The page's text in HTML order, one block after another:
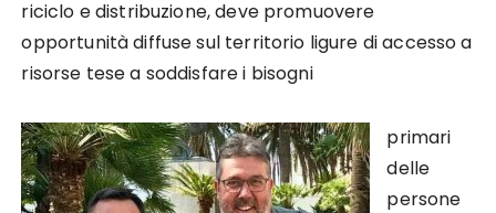
riciclo e distribuzione, deve promuovere
opportunità diffuse sul territorio ligure di accesso a
risorse tese a soddisfare i bisogni
primari
delle
persone